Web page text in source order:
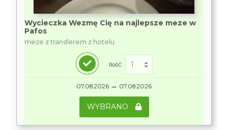
Wycieczka Wezmę Cię na najlepsze meze w
Pafos
meze z transferem z hotelu
Ilość:
07.08.2026 → 07.08.2026
WYBRANO